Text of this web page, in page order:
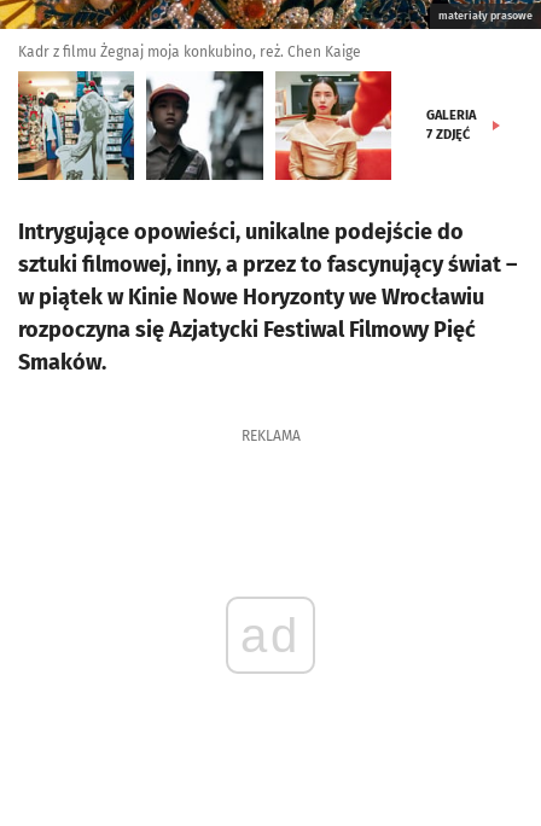
materiały prasowe
Kadr z filmu Żegnaj moja konkubino, reż. Chen Kaige
GALERIA
7 ZDJĘĆ
Intrygujące opowieści, unikalne podejście do
sztuki filmowej, inny, a przez to fascynujący świat –
w piątek w Kinie Nowe Horyzonty we Wrocławiu
rozpoczyna się Azjatycki Festiwal Filmowy Pięć
Smaków.
REKLAMA
ad